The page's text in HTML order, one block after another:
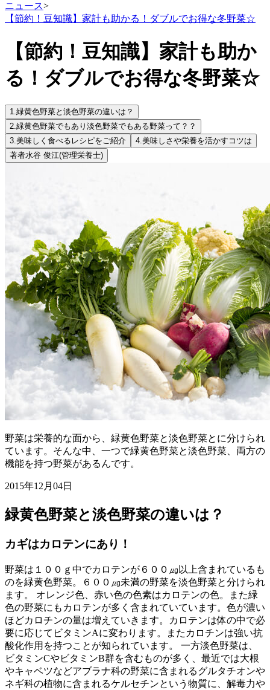
ニュース>
【節約！豆知識】家計も助かる！ダブルでお得な冬野菜☆
【節約！豆知識】家計も助か
る！ダブルでお得な冬野菜☆
1.緑黄色野菜と淡色野菜の違いは？
2.緑黄色野菜でもあり淡色野菜でもある野菜って？？
3.美味しく食べるレシピをご紹介 4.美味しさや栄養を活かすコツは
著者水谷 俊江(管理栄養士)
野菜は栄養的な面から、緑黄色野菜と淡色野菜とに分けられ
ています。そんな中、一つで緑黄色野菜と淡色野菜、両方の
機能を持つ野菜があるんです。
2015年12月04日
緑黄色野菜と淡色野菜の違いは？
カギはカロテンにあり！
野菜は１００ｇ中でカロテンが６００㎍以上含まれているも
のを緑黄色野菜。６００㎍未満の野菜を淡色野菜と分けられ
ます。 オレンジ色、赤い色の色素はカロテンの色。また緑
色の野菜にもカロテンが多く含まれていています。色が濃い
ほどカロチンの量は増えていきます。カロテンは体の中で必
要に応じてビタミンAに変わります。またカロチンは強い抗
酸化作用を持つことが知られています。 一方淡色野菜は、
ビタミンCやビタミンB群を含むものが多く、最近では大根
やキャベツなどアブラナ科の野菜に含まれるグルタチオンや
ネギ科の植物に含まれるケルセチンという物質に、解毒力や